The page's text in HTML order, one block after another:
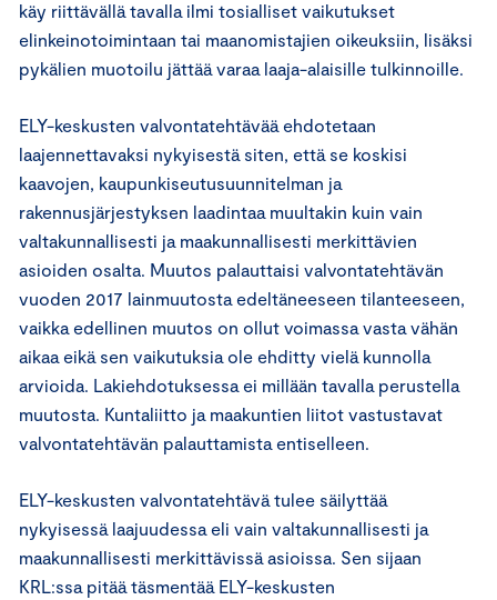
käy riittävällä tavalla ilmi tosialliset vaikutukset
elinkeinotoimintaan tai maanomistajien oikeuksiin, lisäksi
pykälien muotoilu jättää varaa laaja-alaisille tulkinnoille.
ELY-keskusten valvontatehtävää ehdotetaan
laajennettavaksi nykyisestä siten, että se koskisi
kaavojen, kaupunkiseutusuunnitelman ja
rakennusjärjestyksen laadintaa muultakin kuin vain
valtakunnallisesti ja maakunnallisesti merkittävien
asioiden osalta. Muutos palauttaisi valvontatehtävän
vuoden 2017 lainmuutosta edeltäneeseen tilanteeseen,
vaikka edellinen muutos on ollut voimassa vasta vähän
aikaa eikä sen vaikutuksia ole ehditty vielä kunnolla
arvioida. Lakiehdotuksessa ei millään tavalla perustella
muutosta. Kuntaliitto ja maakuntien liitot vastustavat
valvontatehtävän palauttamista entiselleen.
ELY-keskusten valvontatehtävä tulee säilyttää
nykyisessä laajuudessa eli vain valtakunnallisesti ja
maakunnallisesti merkittävissä asioissa. Sen sijaan
KRL:ssa pitää täsmentää ELY-keskusten